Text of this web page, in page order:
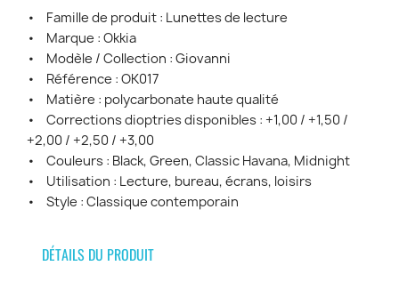
• Famille de produit : Lunettes de lecture
• Marque : Okkia
• Modèle / Collection : Giovanni
• Référence : OK017
• Matière : polycarbonate haute qualité
• Corrections dioptries disponibles : +1,00 / +1,50 /
+2,00 / +2,50 / +3,00
• Couleurs : Black, Green, Classic Havana, Midnight
• Utilisation : Lecture, bureau, écrans, loisirs
• Style : Classique contemporain
DÉTAILS DU PRODUIT